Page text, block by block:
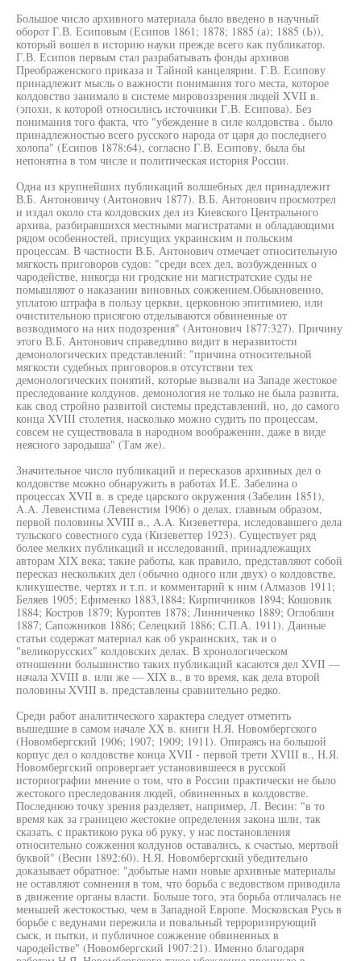
Большое число архивного материала было введено в научный
оборот Г.В. Есиповым (Есипов 1861; 1878; 1885 (а); 1885 (Ь)),
который вошел в историю науки прежде всего как публикатор.
Г.В. Есипов первым стал разрабатывать фонды архивов
Преображенского приказа и Тайной канцелярии. Г.В. Есипову
принадлежит мысль о важности понимания того места, которое
колдовство занимало в системе мировоззрения людей XVII в.
(эпохи, к которой относились источники Г.В. Есипова). Без
понимания того факта, что "убеждение в силе колдовства . было
принадлежностью всего русского народа от царя до последнего
холопа" (Есипов 1878:64), согласно Г.В. Есипову, была бы
непонятна в том числе и политическая история России.
Одна из крупнейших публикаций волшебных дел принадлежит
В.Б. Антоновичу (Антонович 1877). В.Б. Антонович просмотрел
и издал около ста колдовских дел из Киевского Центрального
архива, разбиравшихся местными магистратами и обладающими
рядом особенностей, присущих украинским и польским
процессам. В частности В.Б. Антонович отмечает относительную
мягкость приговоров судов: "среди всех дел, возбужденных о
чародействе, никогда ни гродские ни магистратские суды не
помышляют о наказании виновных сожжением.Обыкновенно,
уплатою штрафа в пользу церкви, церковною эпитимиею, или
очистительною присягою отделываются обвиненные от
возводимого на них подозрения" (Антонович 1877:327). Причину
этого В.Б. Антонович справедливо видит в неразвитости
демонологических представлений: "причина относительной
мягкости судебных приговоров.в отсутствии тех
демонологических понятий, которые вызвали на Западе жестокое
преследование колдунов. демонология не только не была развита,
как свод стройно развитой системы представлений, но, до самого
конца XVIII столетия, насколько можно судить по процессам,
совсем не существовала в народном воображении, даже в виде
неясного зародыша" (Там же).
Значительное число публикаций и пересказов архивных дел о
колдовстве можно обнаружить в работах И.Е. Забелина о
процессах XVII в. в среде царского окружения (Забелин 1851),
A.A. Левенстима (Левенстим 1906) о делах, главным образом,
первой половины XVIII в., A.A. Кизеветтера, иследовавшего дела
тульского совестного суда (Кизеветтер 1923). Существует ряд
более мелких публикаций и исследований, принадлежащих
авторам XIX века; такие работы, как правило, представляют собой
пересказ нескольких дел (обычно одного или двух) о колдовстве,
кликушестве, чертях и т.п. и комментарий к ним (Алмазов 1911;
Беляев 1905; Ефименко 1883,1884; Кирпичников 1894; Кошовик
1884; Костров 1879; Куроптев 1878; Линниченко 1889; Оглоблин
1887; Сапожников 1886; Селецкий 1886; С.П.А. 1911). Данные
статьи содержат материал как об украинских, так и о
"великорусских" колдовских делах. В хронологическом
отношении большинство таких публикаций касаются дел XVII —
начала XVIII в. или же — XIX в., в то время, как дела второй
половины XVIII в. представлены сравнительно редко.
Среди работ аналитического характера следует отметить
вышедшие в самом начале XX в. книги Н.Я. Новомбергского
(Новомбергский 1906; 1907; 1909; 1911). Опираясь на большой
корпус дел о колдовстве конца XVII - первой трети XVIII в., Н.Я.
Новомбергский опровергает установившееся в русской
историографии мнение о том, что в России практически не было
жестокого преследования людей, обвиненных в колдовстве.
Последнюю точку зрения разделяет, например, Л. Весин: "в то
время как за границею жестокие определения закона шли, так
сказать, с практикою рука об руку, у нас постановления
относительно сожжения колдунов оставались, к счастью, мертвой
буквой" (Весин 1892:60). Н.Я. Новомбергский убедительно
доказывает обратное: "добытые нами новые архивные материалы
не оставляют сомнения в том, что борьба с ведовством приводила
в движение органы власти. Больше того, эта борьба отличалась не
меньшей жестокостью, чем в Западной Европе. Московская Русь в
борьбе с ведунами пережила и повальный терроризирующий
сыск, и пытки, и публичное сожжение обвиненных в
чародействе" (Новомбергский 1907:21). Именно благодаря